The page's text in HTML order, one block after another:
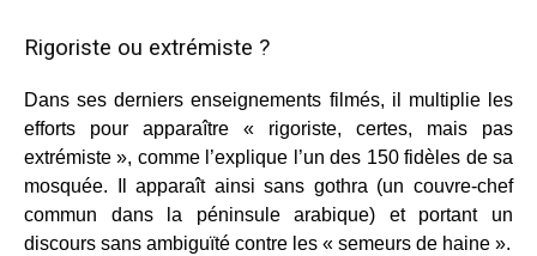
Rigoriste ou extrémiste ?
Dans ses derniers enseignements filmés, il multiplie les
efforts pour apparaître « rigoriste, certes, mais pas
extrémiste », comme l’explique l’un des 150 fidèles de sa
mosquée. Il apparaît ainsi sans gothra (un couvre-chef
commun dans la péninsule arabique) et portant un
discours sans ambiguïté contre les « semeurs de haine ».